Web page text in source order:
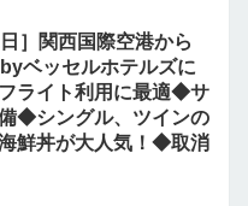
］関西国際空港から
ベッセルホテルズに
ライト利用に最適◆サ
◆シングル、ツインの
鮮丼が大人気！◆取消